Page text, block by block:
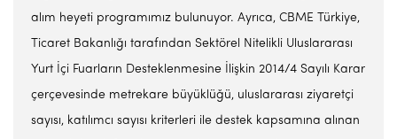
alım heyeti programımız bulunuyor. Ayrıca, CBME Türkiye,
Ticaret Bakanlığı tarafından Sektörel Nitelikli Uluslararası
Yurt İçi Fuarların Desteklenmesine İlişkin 2014/4 Sayılı Karar
çerçevesinde metrekare büyüklüğü, uluslararası ziyaretçi
sayısı, katılımcı sayısı kriterleri ile destek kapsamına alınan